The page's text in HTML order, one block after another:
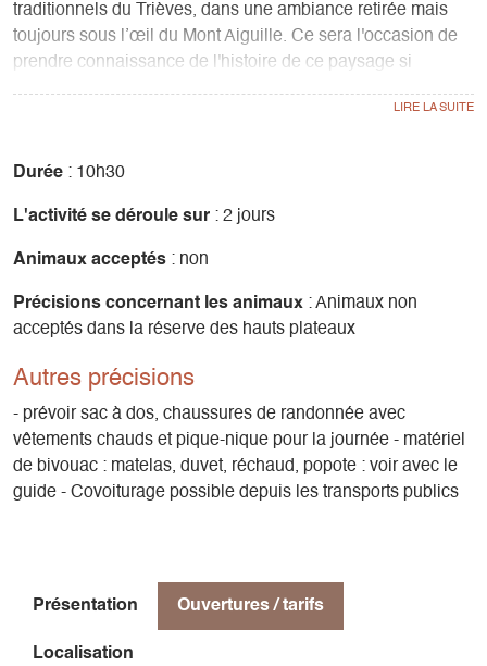
traditionnels du Trièves, dans une ambiance retirée mais
toujours sous l’œil du Mont Aiguille. Ce sera l'occasion de
prendre connaissance de l'histoire de ce paysage si
parcourues vous permettra d'accéder à un belvédère offrant
Hauts Plateaux, qui prend des airs de savane au cours de
les vautours, chamois, et autres bouquetins.
Dénivelé 670m + 900m
Durée : 10h30
L'activité se déroule sur : 2 jours
Animaux acceptés : non
Précisions concernant les animaux : Animaux non
acceptés dans la réserve des hauts plateaux
Autres précisions
- prévoir sac à dos, chaussures de randonnée avec
vêtements chauds et pique-nique pour la journée - matériel
de bivouac : matelas, duvet, réchaud, popote : voir avec le
guide - Covoiturage possible depuis les transports publics
Présentation Ouvertures / tarifs
Localisation